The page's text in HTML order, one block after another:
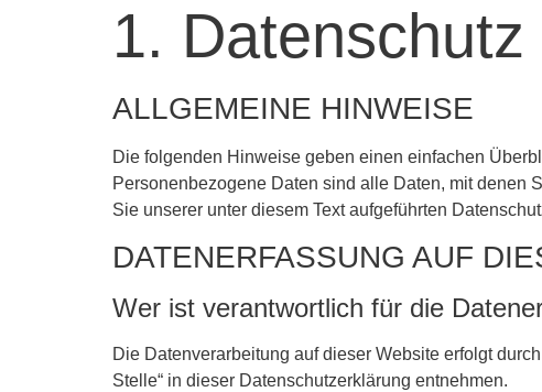
1.
ALLGEMEINE HINWEISE
Die folgenden Hinweise geben einen einfachen
Personenbezogene Daten sind alle Daten, mit denen
Sie unserer unter diesem Text aufgeführten
DATENERFASSUNG AUF
Wer ist verantwortlich für die
Die Datenverarbeitung auf dieser Website erfolgt
Stelle“ in dieser Datenschutzerklärung entnehmen.